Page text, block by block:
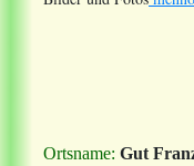
Ortsname: Gut